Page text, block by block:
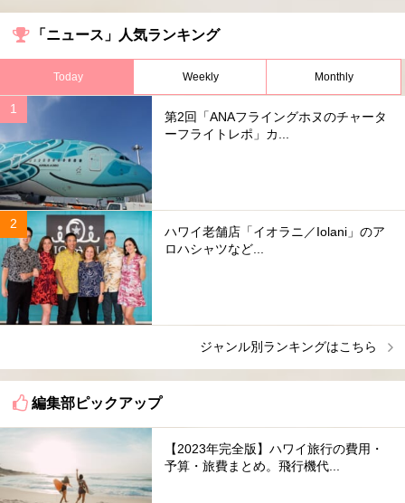
「ニュース」人気ランキング
Today Weekly Monthly
第2回「ANAフライングホヌのチャータ
ーフライトレポ」カ...
ハワイ老舗店「イオラニ／Iolani」のア
ロハシャツなど...
ジャンル別ランキングはこちら
編集部ピックアップ
【2023年完全版】ハワイ旅行の費用・
予算・旅費まとめ。飛行機代...